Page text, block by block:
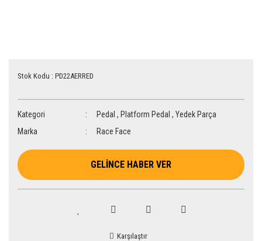
Stok Kodu : PD22AERRED
Kategori Pedal , Platform Pedal ,Yedek Parça
Marka
Race Face
GELİNCE HABER VER
Karşılaştır